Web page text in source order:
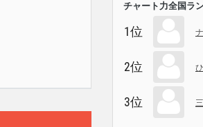
チャート力全国ラ
1位
2位
3位